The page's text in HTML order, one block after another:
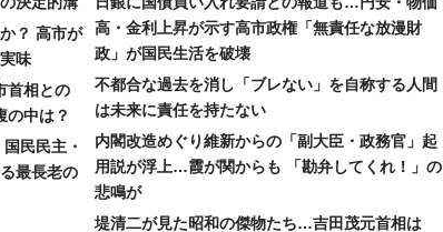
？ 高市が
味
首相との
の中は？
民民主・
最長老の
高・金利上昇が示す高市政権「無責任な放漫財
政」が国民生活を破壊
不都合な過去を消し「ブレない」を自称する人間
は未来に責任を持たない
内閣改造めぐり維新からの「副大臣・政務官」起
用説が浮上…霞が関からも 「勘弁してくれ！」の
悲鳴が
堤清二が見た昭和の傑物たち…吉田茂元首相は